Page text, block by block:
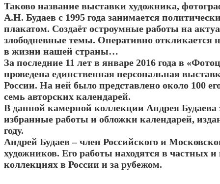
Таково название выставки художника,
А.Н. Будаев с 1995 года занимается
плакатом. Создаёт остроумные работы на
злободневные темы. Оперативно откликается
в жизни нашей страны…
За последние 11 лет в январе 2016 года в
проведена единственная персональная
России. На ней было представлено около 100
семь авторских календарей.
В данной камерной коллекции Андрея Будаева
избранные работы и обложки календарей,
году.
Андрей Будаев – член Российского и
художников. Его работы находятся в частных
коллекциях в России и за рубежом.